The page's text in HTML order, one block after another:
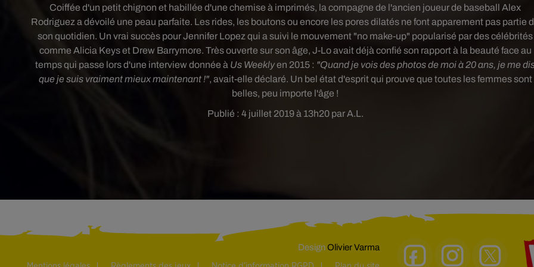
Publié : 4 juillet 2019 à 13h20 par A.L.
Coiffée d'un petit chignon et habillée d'une chemise à imprimés, la compagne de l'ancien joueur de baseball Alex
Rodriguez a dévoilé une peau parfaite. Les rides, les boutons ou encore les pores dilatés ne font apparement pas partie
son quotidien. Un vrai succès pour Jennifer Lopez qui a suivi le mouvement "no make-up" popularisé par des célébrités
comme Alicia Keys et Drew Barrymore. Très ouverte sur son âge, J-Lo avait déjà confié son rapport à la beauté face au
temps qui passe lors d'une interview donnée à Us Weeklyen 2015 : "Quand je vois des photos de moi à 20 ans, je me
que je suis vraiment mieux maintenant !", avait-elle déclaré. Un bel état d'esprit qui prouve que toutes les femmes sont
belles, peu importe l'âge !
DesignOlivier Varma